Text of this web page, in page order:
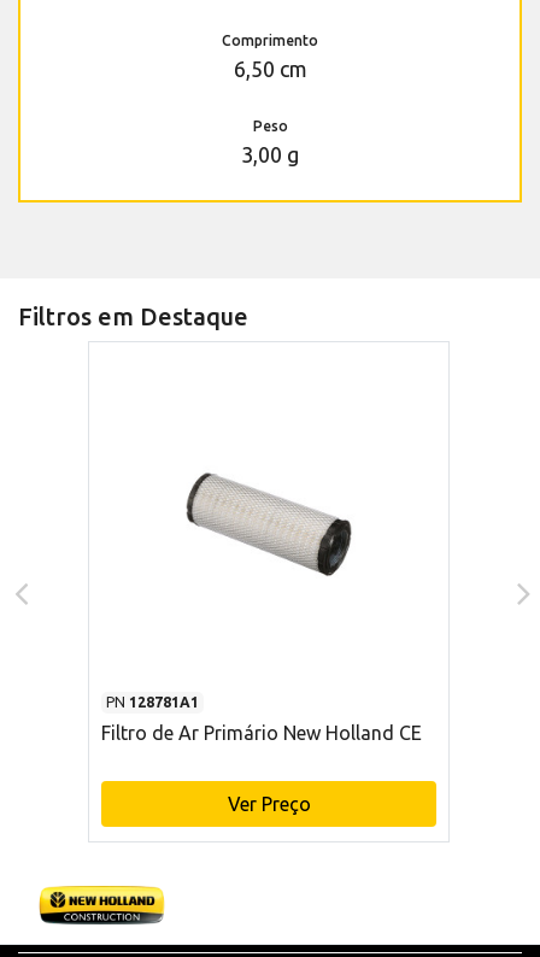
Comprimento
6,50 cm
Peso
3,00 g
Filtros em Destaque
PN 128781A1
Filtro de Ar Primário New Holland CE
Ver Preço